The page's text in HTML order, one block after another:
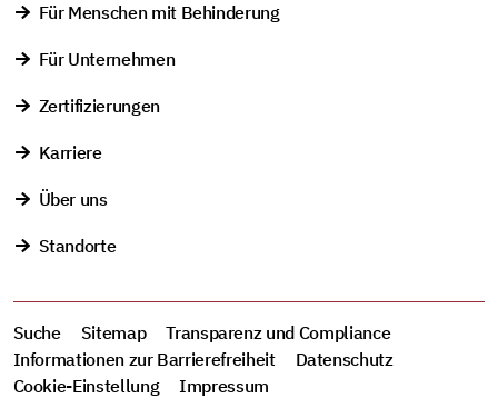
Für Menschen mit Behinderung
Für Unternehmen
Zertifizierungen
Karriere
Über uns
Standorte
Suche Sitemap
Transparenz und Compliance
Informationen zur Barrierefreiheit
Datenschutz
Cookie-Einstellung
Impressum